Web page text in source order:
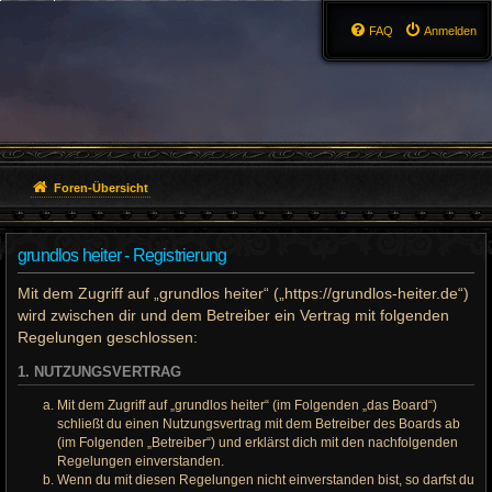
Anmelden
FAQ
Foren-Übersicht
grundlos heiter - Registrierung
Mit dem Zugriff auf „grundlos heiter“ („https://grundlos-heiter.de“)
wird zwischen dir und dem Betreiber ein Vertrag mit folgenden
Regelungen geschlossen:
1. NUTZUNGSVERTRAG
Mit dem Zugriff auf „grundlos heiter“ (im Folgenden „das Board“)
schließt du einen Nutzungsvertrag mit dem Betreiber des Boards ab
(im Folgenden „Betreiber“) und erklärst dich mit den nachfolgenden
Regelungen einverstanden.
Wenn du mit diesen Regelungen nicht einverstanden bist, so darfst du